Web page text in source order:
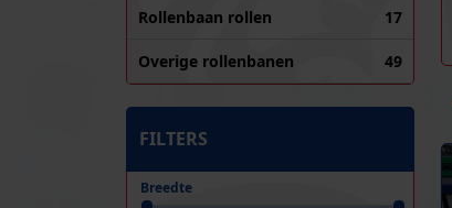
Rollenbaan rollen 17
Overige rollenbanen 49
FILTERS
Breedte